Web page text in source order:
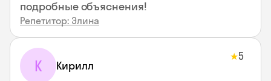
подробные объяснения!
Репетитор: Элина
К Кирилл
★5